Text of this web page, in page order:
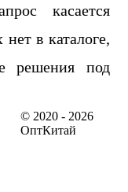
касается
в каталоге,
решения под
© 2020 - 2026
ОптКитай